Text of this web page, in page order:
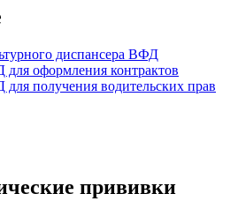
диспансера ВФД
оформления контрактов
получения водительских прав
прививки